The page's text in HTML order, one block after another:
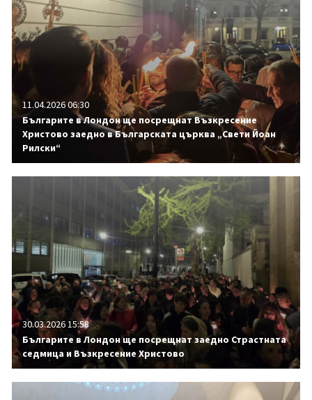
11.04.2026 06:30
Българите в Лондон ще посрещнат Възкресение
Христово заедно в Българската църква „Свети Йоан
Рилски“
30.03.2026 15:58
Българите в Лондон ще посрещнат заедно Страстната
седмица и Възкресение Христово